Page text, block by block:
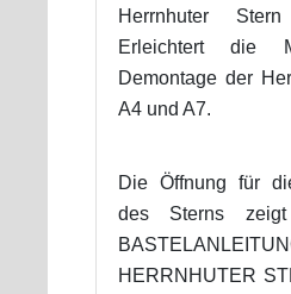
Herrnhuter
Erleichtert die
Demontage der
A4 und A7.
Die Öffnung für
des Sterns
HERRNHUTER